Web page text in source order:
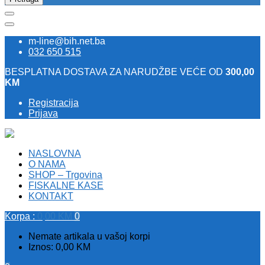
m-line@bih.net.ba
032 650 515
BESPLATNA DOSTAVA ZA NARUDŽBE VEĆE OD 300,00
KM
Registracija
Prijava
NASLOVNA
O NAMA
SHOP – Trgovina
FISKALNE KASE
KONTAKT
Korpa :
KM
0
Nemate artikala u vašoj korpi
Iznos: 0,00 KM